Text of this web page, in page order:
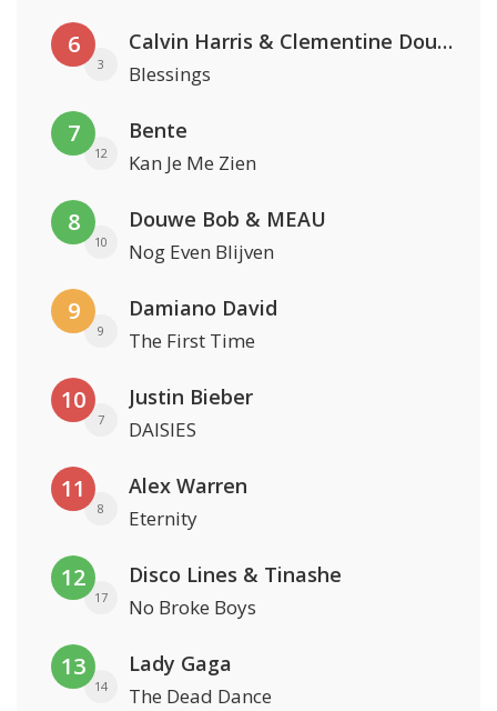
6
3
Calvin Harris & Clementine Douglas
Blessings
7
12
Bente
Kan Je Me Zien
8
10
Douwe Bob & MEAU
Nog Even Blijven
9
9
Damiano David
The First Time
10
7
Justin Bieber
DAISIES
11
8
Alex Warren
Eternity
12
17
Disco Lines & Tinashe
No Broke Boys
13
14
Lady Gaga
The Dead Dance